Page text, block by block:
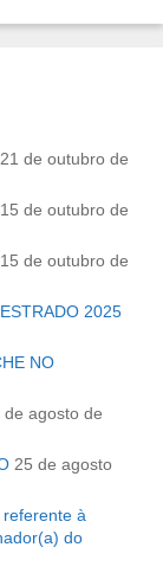
21 de outubro de
15 de outubro de
15 de outubro de
2025
NO
de agosto de
25 de agosto
à
do